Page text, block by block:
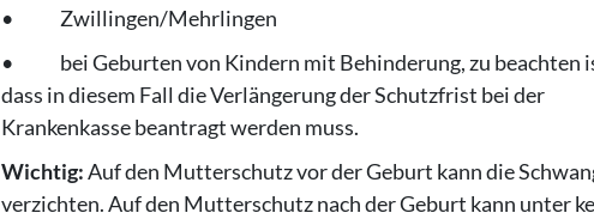
• Zwillingen/Mehrlingen
• bei Geburten von Kindern mit Behinderung, zu beachten
dass in diesem Fall die Verlängerung der Schutzfrist bei der
Krankenkasse beantragt werden muss.
Wichtig:Auf den Mutterschutz vor der Geburt kann die
verzichten. Auf den Mutterschutz nach der Geburt kann unter